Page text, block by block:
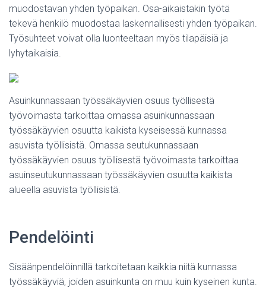
muodostavan yhden työpaikan. Osa-aikaistakin työtä
tekevä henkilö muodostaa laskennallisesti yhden työpaikan.
Työsuhteet voivat olla luonteeltaan myös tilapäisiä ja
lyhytaikaisia.
Asuinkunnassaan työssäkäyvien osuus työllisestä
työvoimasta tarkoittaa omassa asuinkunnassaan
työssäkäyvien osuutta kaikista kyseisessä kunnassa
asuvista työllisistä. Omassa seutukunnassaan
työssäkäyvien osuus työllisestä työvoimasta tarkoittaa
asuinseutukunnassaan työssäkäyvien osuutta kaikista
alueella asuvista työllisistä.
Pendelöinti
Sisäänpendelöinnillä tarkoitetaan kaikkia niitä kunnassa
työssäkäyviä, joiden asuinkunta on muu kuin kyseinen kunta.